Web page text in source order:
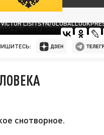
VICTOR LISITSYN/
снотворное.